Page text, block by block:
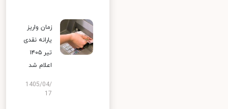
زمان واریز
یارانه نقدی
تیر ۱۴۰۵
اعلام شد
1405/04/
17